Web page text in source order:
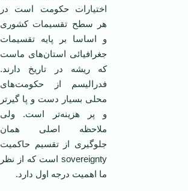
اختیارات حکومت است در
هر سطح تقسیمات کشوری
و اساسا بر پایه تقسیمات
جغرافیائی استان‌های ماست
که ریشه در تاریخ دارند.
فدرالیسم از حکومت‌های
محلی بسیار دست و پا گیرتر
و پر هزینه‌تر است. ولی
ملاحظه اصلی همان
جلوگیری از تقسیم حاکمیت
sovereignty است که از نظر
ما اهمیت درجه اول دارد.